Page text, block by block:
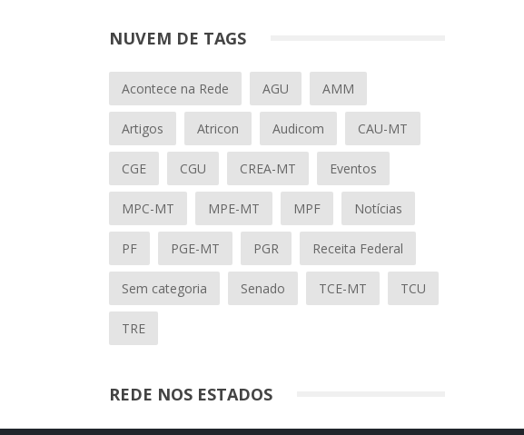
NUVEM DE TAGS
Acontece na Rede AGU AMM
Artigos Atricon Audicom CAU-MT
CGE CGU CREA-MT Eventos
MPC-MT MPE-MT MPF Notícias
PF PGE-MT PGR Receita Federal
Sem categoria Senado TCE-MT TCU
TRE
REDE NOS ESTADOS